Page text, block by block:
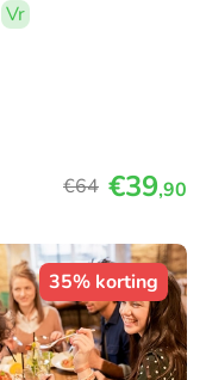
Vr
€64 €39,90
35% korting